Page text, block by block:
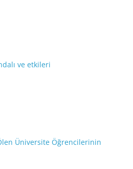
ve etkileri
Üniversite Öğrencilerinin